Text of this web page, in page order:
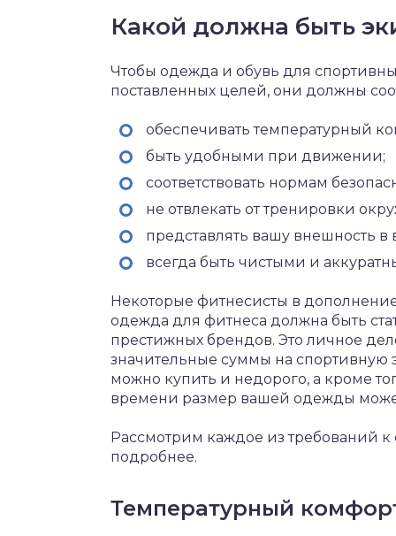
Какой должна быть
Чтобы одежда и обувь для
поставленных целей, они должны
обеспечивать температурный
быть удобными при движении;
соответствовать нормам
не отвлекать от тренировки
представлять вашу внешность в
всегда быть чистыми и
Некоторые фитнесисты в
одежда для фитнеса должна быть
престижных брендов. Это личное
значительные суммы на
можно купить и недорого, а кроме
времени размер вашей одежды
Рассмотрим каждое из требований
подробнее.
Температурный